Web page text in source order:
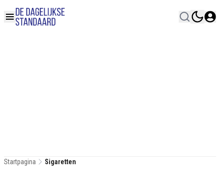
Startpagina Sigaretten